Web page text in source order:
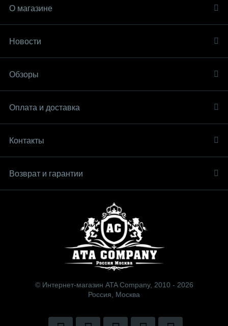
О магазине
Новости
Обзоры
Оплата и доставка
Контакты
Возврат и гарантии
© Интернет-магазин ATA Company, 2010 - 2026
Россия, Москва